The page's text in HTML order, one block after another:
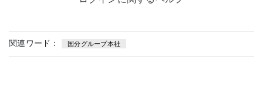
関連ワード： 国分グループ本社